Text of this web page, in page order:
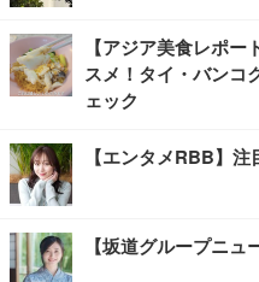
【アジア美食レポ
スメ！タイ・バンコ
ェック
【エンタメRBB】
【坂道グループニ